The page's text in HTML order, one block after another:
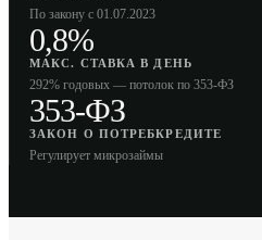
По закону с 01.07.2023
0,8%
МАКС. СТАВКА В ДЕНЬ
292% годовых — потолок по 353-ФЗ
353-ФЗ
ЗАКОН О ПОТРЕБКРЕДИТЕ
Регулирует микрозаймы